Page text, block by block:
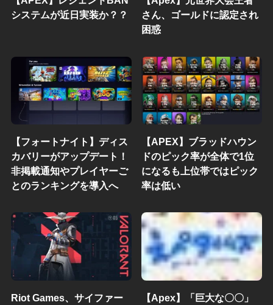
システムが近日実装か？？
さん、ゴールドに認定され
困惑
【フォートナイト】ディス
カバリーがアップデート！
非掲載通知やプレイヤーご
とのランキングを導入へ
【APEX】ブラッドハウン
ドのピック率が全体で1位
になるも上位帯ではピック
率は低い
Riot Games、サイファー
【Apex】「巨大な〇〇」